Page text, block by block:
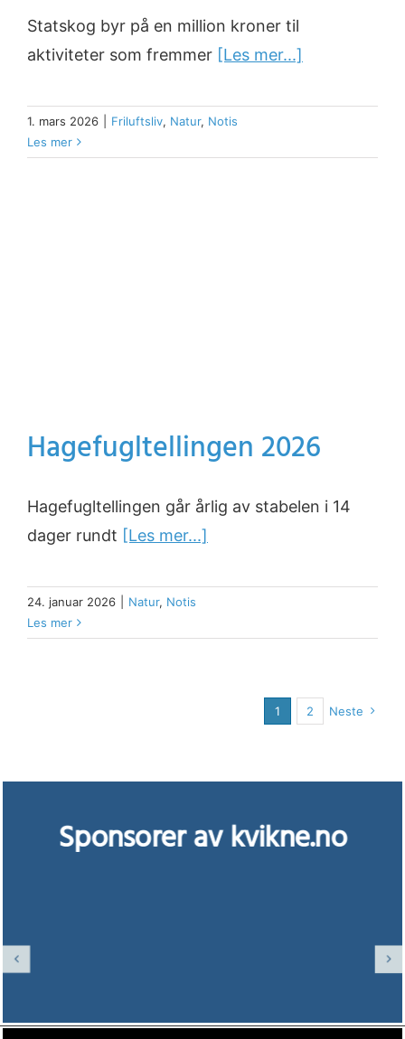
Statskog byr på en million kroner til
aktiviteter som fremmer [Les mer...]
1. mars 2026 Friluftsliv, Natur, Notis
Les mer
Hagefugltellingen 2026
Hagefugltellingen går årlig av stabelen i 14
dager rundt [Les mer...]
24. januar 2026 Natur, Notis
Les mer
1 2 Neste
Sponsorer av kvikne.no